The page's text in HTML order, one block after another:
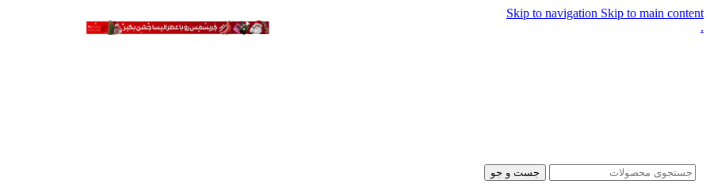
Skip to navigation Skip to main content
.
جست و جو